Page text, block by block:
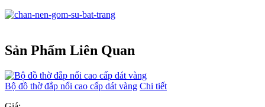
Sản Phẩm Liên Quan
Bộ đồ thờ đắp nổi cao cấp dát vàng Chi tiết